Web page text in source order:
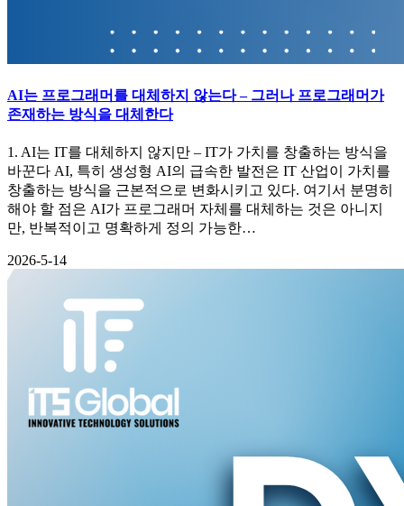
AI는 프로그래머를 대체하지 않는다 – 그러나 프로그래머가
존재하는 방식을 대체한다
1. AI는 IT를 대체하지 않지만 – IT가 가치를 창출하는 방식을
바꾼다 AI, 특히 생성형 AI의 급속한 발전은 IT 산업이 가치를
창출하는 방식을 근본적으로 변화시키고 있다. 여기서 분명히
해야 할 점은 AI가 프로그래머 자체를 대체하는 것은 아니지
만, 반복적이고 명확하게 정의 가능한…
2026-5-14